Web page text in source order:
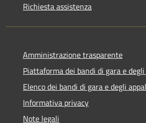
Richiesta assistenza
Amministrazione trasparente
Piattaforma dei bandi di gara e
Elenco dei bandi di gara e degli
Informativa privacy
Note legali